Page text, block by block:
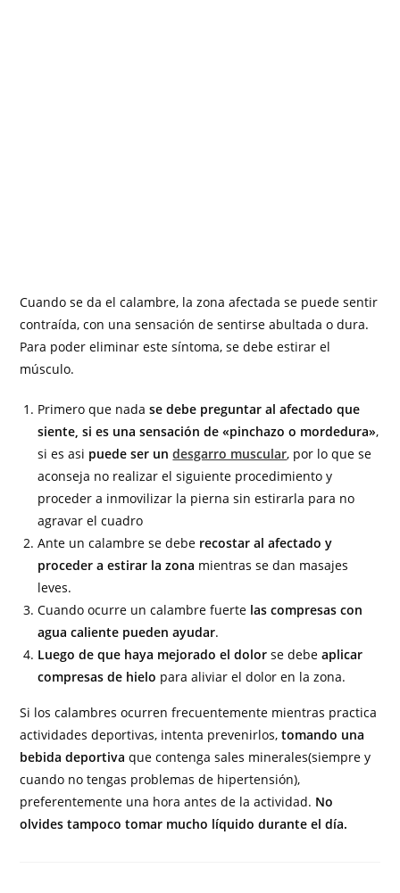
Cuando se da el calambre, la zona afectada se puede sentir
contraída, con una sensación de sentirse abultada o dura.
Para poder eliminar este síntoma, se debe estirar el
músculo.
Primero que nadase debe preguntar al afectado que
siente, si es una sensación de «pinchazo o mordedura»,
si es asi puede ser undesgarro muscular, por lo que se
aconseja no realizar el siguiente procedimiento y
proceder a inmovilizar la pierna sin estirarla para no
agravar el cuadro
Ante un calambre se debe recostar al afectado y
proceder a estirar la zona mientras se dan masajes
leves.
Cuando ocurre un calambre fuerte las compresas con
agua caliente pueden ayudar.
Luego de que haya mejorado el dolor se debe aplicar
compresas de hielo para aliviar el dolor en la zona.
Si los calambres ocurren frecuentemente mientras practica
actividades deportivas, intenta prevenirlos, tomando una
bebida deportiva que contenga sales minerales(siempre y
cuando no tengas problemas de hipertensión),
preferentemente una hora antes de la actividad. No
olvides tampoco tomar mucho líquido durante el día.